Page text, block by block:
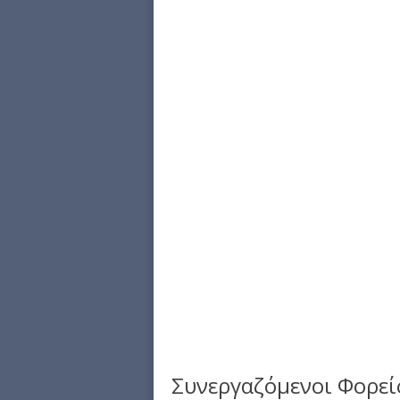
Συνεργαζόμενοι